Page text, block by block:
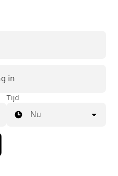
24/7 beschikbaarheid
in
Tijd
Nu